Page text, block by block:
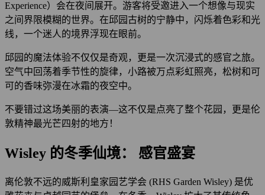
Experience）会在夜间展开。游客将受邀进入一个想像与现实
之间界限模糊的世界。在邱园古树的宁静中，闪烁着色彩和光
线，一个迷人的境界浮现在眼前。
邱园的魔法体验不仅仅是奇观，更是一次沉浸式的感官之旅。
空气中回荡着季节性的旋律，小路被万点彩虹照亮，松树和可
可的香味弥漫在冰霜的夜空中。
不要错过这场美丽的表演—这不仅是点亮了整个花园，更是伦
敦精神最光芒四射的地方！
Wisley 的冬季仙境： 感官盛宴
离伦敦不远的威斯利皇家园艺学会 (RHS Garden Wisley) 是优